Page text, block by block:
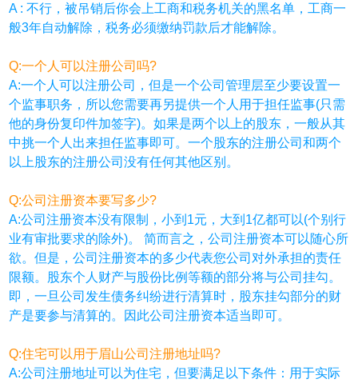
A : 不行，被吊销后你会上工商和税务机关的黑名单，工商一
般3年自动解除，税务必须缴纳罚款后才能解除。
Q:一个人可以注册公司吗?
A:一个人可以注册公司，但是一个公司管理层至少要设置一
个监事职务，所以您需要再另提供一个人用于担任监事(只需
他的身份复印件加签字)。如果是两个以上的股东，一般从其
中挑一个人出来担任监事即可。一个股东的注册公司和两个
以上股东的注册公司没有任何其他区别。
Q:公司注册资本要写多少?
A:公司注册资本没有限制，小到1元，大到1亿都可以(个别行
业有审批要求的除外)。 简而言之，公司注册资本可以随心所
欲。但是，公司注册资本的多少代表您公司对外承担的责任
限额。股东个人财产与股份比例等额的部分将与公司挂勾。
即，一旦公司发生债务纠纷进行清算时，股东挂勾部分的财
产是要参与清算的。因此公司注册资本适当即可。
Q:住宅可以用于眉山公司注册地址吗?
A:公司注册地址可以为住宅，但要满足以下条件：用于实际